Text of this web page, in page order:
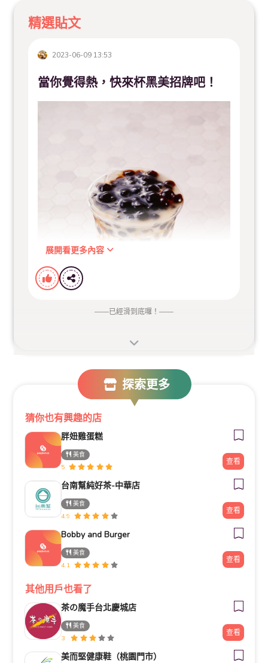
精選貼文
2023-06-09 13:53
當你覺得熱，快來杯黑美招牌吧！
展開看更多內容
——已經滑到底囉！ ——
探索更多
猜你也有興趣的店
胖妞雞蛋糕
美食
5
查看
台南幫純好茶-中華店
美食
4.9
查看
Bobby and Burger
美食
4.1
查看
其他用戶也看了
茶の魔手台北慶城店
美食
3
查看
美而堅健康鞋（桃園門市）